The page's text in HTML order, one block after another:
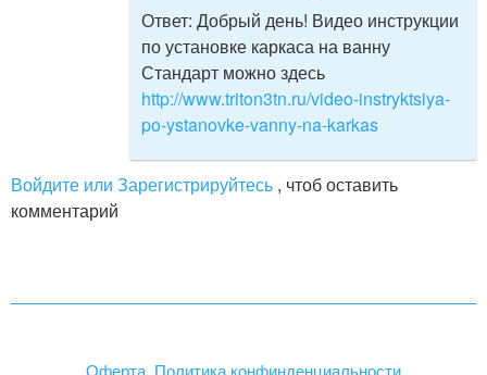
Ответ: Добрый день! Видео инструкции
по установке каркаса на ванну
Стандарт можно здесь
http://www.triton3tn.ru/video-instryktsiya-
po-ystanovke-vanny-na-karkas
Войдите или Зарегистрируйтесь , чтоб оставить
комментарий
Оферта. Политика конфинденциальности